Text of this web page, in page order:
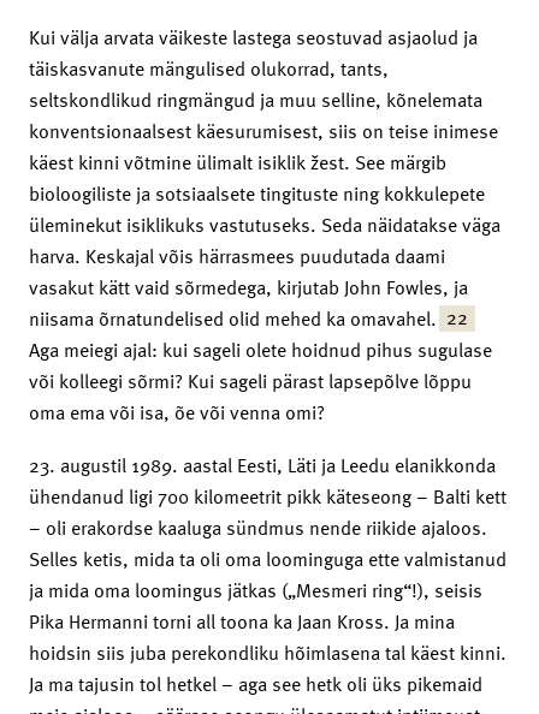
Kui välja arvata väikeste lastega seostuvad asjaolud ja
täiskasvanute mängulised olukorrad, tants,
seltskondlikud ringmängud ja muu selline, kõnelemata
konventsionaalsest käesurumisest, siis on teise inimese
käest kinni võtmine ülimalt isiklik žest. See märgib
bioloogiliste ja sotsiaalsete tingituste ning kokkulepete
üleminekut isiklikuks vastutuseks. Seda näidatakse väga
harva. Keskajal võis härrasmees puudutada daami
vasakut kätt vaid sõrmedega, kirjutab John Fowles, ja
niisama õrnatundelised olid mehed ka omavahel. 22
Aga meiegi ajal: kui sageli olete hoidnud pihus sugulase
või kolleegi sõrmi? Kui sageli pärast lapsepõlve lõppu
oma ema või isa, õe või venna omi?
23. augustil 1989. aastal Eesti, Läti ja Leedu elanikkonda
ühendanud ligi 700 kilomeetrit pikk käteseong – Balti kett
– oli erakordse kaaluga sündmus nende riikide ajaloos.
Selles ketis, mida ta oli oma loominguga ette valmistanud
ja mida oma loomingus jätkas („Mesmeri ring“!), seisis
Pika Hermanni torni all toona ka Jaan Kross. Ja mina
hoidsin siis juba perekondliku hõimlasena tal käest kinni.
Ja ma tajusin tol hetkel – aga see hetk oli üks pikemaid